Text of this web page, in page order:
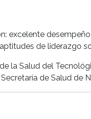
excelente
de liderazgo
la Salud del
de Salud de